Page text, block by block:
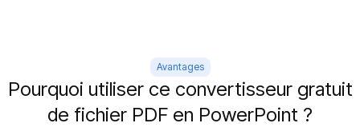
Avantages
Pourquoi utiliser ce convertisseur gratuit
de fichier PDF en PowerPoint ?